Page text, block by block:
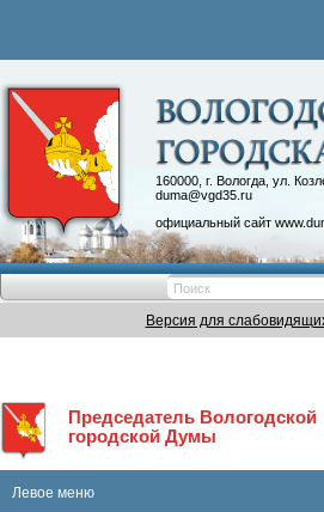
160000, г. Вологда, ул.
duma@vgd35.ru
официальный сайт
Контакты
Депутатские
Версия для
Председатель Вологодской
городской Думы
Левое меню